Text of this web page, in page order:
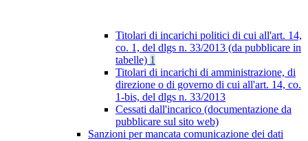
Titolari di incarichi politici di cui all'art. 14,
co. 1, del dlgs n. 33/2013 (da pubblicare in
tabelle) 1
Titolari di incarichi di amministrazione, di
direzione o di governo di cui all'art. 14, co.
1-bis, del dlgs n. 33/2013
Cessati dall'incarico (documentazione da
pubblicare sul sito web)
Sanzioni per mancata comunicazione dei dati